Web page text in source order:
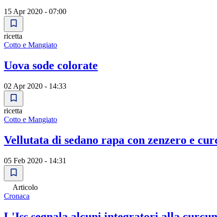
15 Apr 2020 - 07:00
ricetta
Cotto e Mangiato
Uova sode colorate
02 Apr 2020 - 14:33
ricetta
Cotto e Mangiato
Vellutata di sedano rapa con zenzero e
05 Feb 2020 - 14:31
Articolo
Cronaca